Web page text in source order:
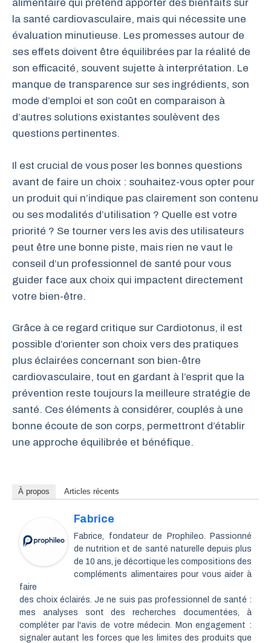
alimentaire qui prétend apporter des bienfaits sur
la santé cardiovasculaire, mais qui nécessite une
évaluation minutieuse. Les promesses autour de
ses effets doivent être équilibrées par la réalité de
son efficacité, souvent sujette à interprétation. Le
manque de transparence sur ses ingrédients, son
mode d’emploi et son coût en comparaison à
d’autres solutions existantes soulèvent des
questions pertinentes.
Il est crucial de vous poser les bonnes questions
avant de faire un choix : souhaitez-vous opter pour
un produit qui n’indique pas clairement son contenu
ou ses modalités d’utilisation ? Quelle est votre
priorité ? Se tourner vers les avis des utilisateurs
peut être une bonne piste, mais rien ne vaut le
conseil d’un professionnel de santé pour vous
guider face aux choix qui impactent directement
votre bien-être.
Grâce à ce regard critique sur Cardiotonus, il est
possible d’orienter son choix vers des pratiques
plus éclairées concernant son bien-être
cardiovasculaire, tout en gardant à l’esprit que la
prévention reste toujours la meilleure stratégie de
santé. Ces éléments à considérer, couplés à une
bonne écoute de son corps, permettront d’établir
une approche équilibrée et bénéfique.
À propos Articles récents
Fabrice
Fabrice, fondateur de Prophileo. Passionné
de nutrition et de santé naturelle depuis plus
de 10 ans, je décortique les compositions des
compléments alimentaires pour vous aider à
faire
des choix éclairés. Je ne suis pas professionnel de santé :
mes analyses sont des recherches documentées, à
compléter par l'avis de votre médecin. Mon engagement :
signaler autant les forces que les limites des produits que